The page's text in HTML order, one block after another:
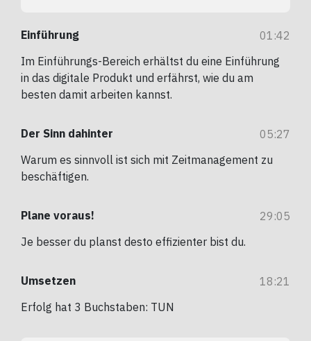
Einführung
01:42
Im Einführungs-Bereich erhältst du eine Einführung
in das digitale Produkt und erfährst, wie du am
besten damit arbeiten kannst.
Der Sinn dahinter
05:27
Warum es sinnvoll ist sich mit Zeitmanagement zu
beschäftigen.
Plane voraus!
29:05
Je besser du planst desto effizienter bist du.
Umsetzen
18:21
Erfolg hat 3 Buchstaben: TUN